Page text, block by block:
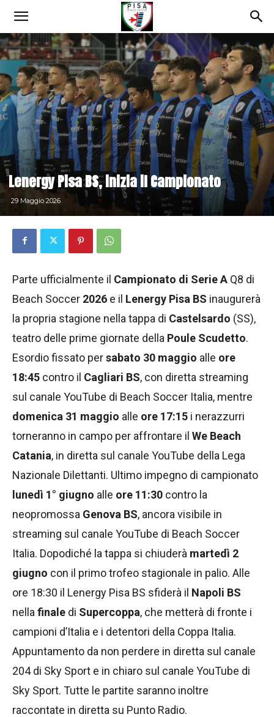
Lenergy Pisa BS, inizia il Campionato
29 Maggio 2026
Parte ufficialmente il Campionato di Serie A Q8 di
Beach Soccer 2026 e il Lenergy Pisa BS inaugurerà
la propria stagione nella tappa di Castelsardo (SS),
teatro delle prime giornate della Poule Scudetto.
Esordio fissato persabato 30 maggio alle ore
18:45 contro il Cagliari BS, con diretta streaming
sul canale YouTube di Beach Soccer Italia, mentre
domenica 31 maggio alle ore 17:15 i nerazzurri
torneranno in campo per affrontare il We Beach
Catania, in diretta sul canale YouTube della Lega
Nazionale Dilettanti. Ultimo impegno di campionato
lunedì 1° giugno alle ore 11:30 contro la
neopromossa Genova BS, ancora visibile in
streaming sul canale YouTube di Beach Soccer
Italia. Dopodiché la tappa si chiuderà martedì 2
giugno con il primo trofeo stagionale in palio. Alle
ore 18:30 il Lenergy Pisa BS sfiderà il Napoli BS
nella finale di Supercoppa, che metterà di fronte i
campioni d’Italia e i detentori della Coppa Italia.
Appuntamento da non perdere in diretta sul canale
204 di Sky Sport e in chiaro sul canale YouTube di
Sky Sport. Tutte le partite saranno inoltre
raccontate in diretta su Punto Radio.